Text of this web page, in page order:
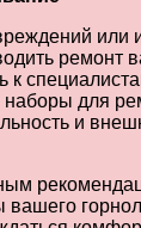
или
ремонт
для
и
вашего